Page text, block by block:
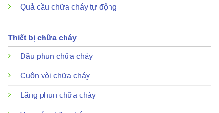
Quả cầu chữa cháy tự động
Thiết bị chữa cháy
Đầu phun chữa cháy
Cuộn vòi chữa cháy
Lăng phun chữa cháy